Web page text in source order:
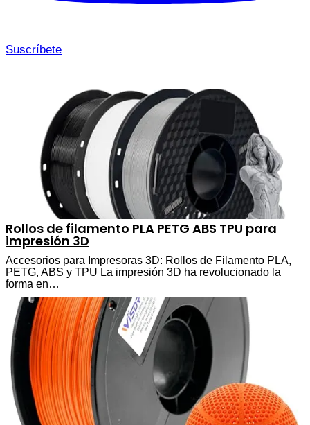
Suscríbete
Rollos de filamento PLA PETG ABS TPU para
impresión 3D
Accesorios para Impresoras 3D: Rollos de Filamento PLA,
PETG, ABS y TPU La impresión 3D ha revolucionado la
forma en…